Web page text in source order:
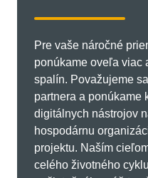
Pre vaše náročné
ponúkame oveľa viac
spalín. Považujeme
partnera a ponúkame
digitálnych nástrojov
hospodárnu
projektu. Naším
celého životného